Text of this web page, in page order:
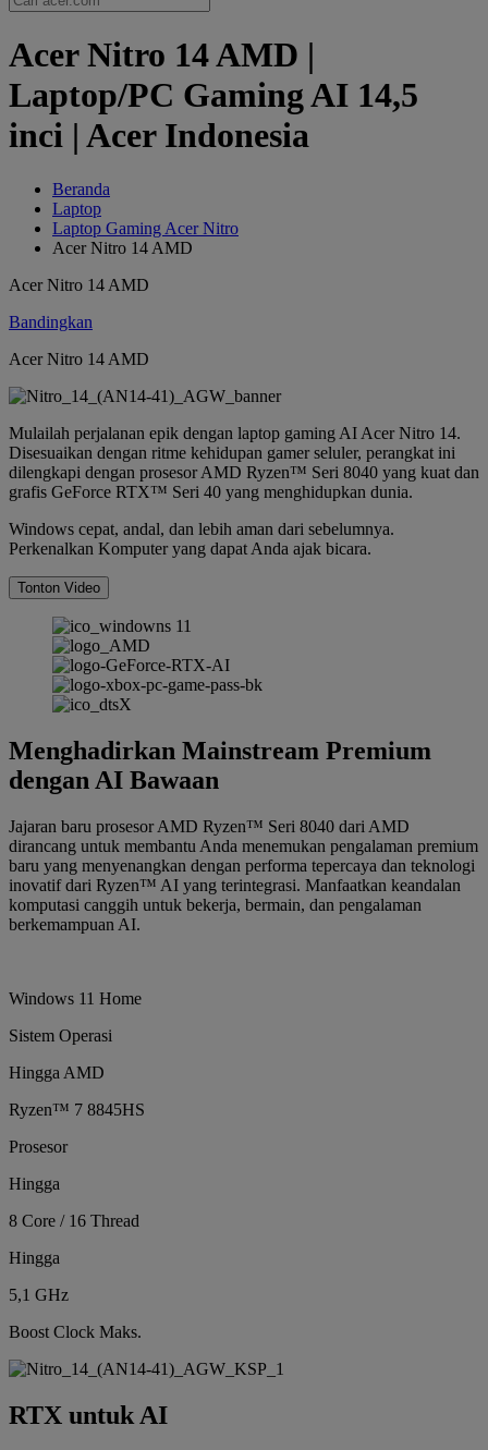
Acer Nitro 14 AMD |
Laptop/PC Gaming AI 14,5
inci | Acer Indonesia
Beranda
Laptop
Laptop Gaming Acer Nitro
Acer Nitro 14 AMD
Acer Nitro 14 AMD
Bandingkan
Acer Nitro 14 AMD
Mulailah perjalanan epik dengan laptop gaming AI Acer Nitro 14.
Disesuaikan dengan ritme kehidupan gamer seluler, perangkat ini
dilengkapi dengan prosesor AMD Ryzen™ Seri 8040 yang kuat dan
grafis GeForce RTX™ Seri 40 yang menghidupkan dunia.
Windows cepat, andal, dan lebih aman dari sebelumnya.
Perkenalkan Komputer yang dapat Anda ajak bicara.
Tonton Video
Menghadirkan Mainstream Premium
dengan AI Bawaan
Jajaran baru prosesor AMD Ryzen™ Seri 8040 dari AMD
dirancang untuk membantu Anda menemukan pengalaman premium
baru yang menyenangkan dengan performa tepercaya dan teknologi
inovatif dari Ryzen™ AI yang terintegrasi. Manfaatkan keandalan
komputasi canggih untuk bekerja, bermain, dan pengalaman
berkemampuan AI.
Windows 11 Home
Sistem Operasi
Hingga AMD
Ryzen™ 7 8845HS
Prosesor
Hingga
8 Core / 16 Thread
Hingga
5,1 GHz
Boost Clock Maks.
RTX untuk AI